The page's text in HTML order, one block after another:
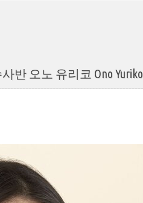
반 오노 유리코 Ono Yuriko